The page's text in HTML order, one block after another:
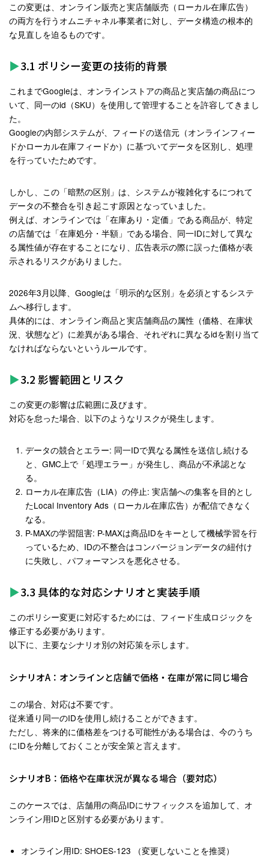
この変更は、オンライン販売と実店舗販売（ローカル在庫広告）
の両方を行うオムニチャネル事業者に対し、データ構造の根本的
な見直しを迫るものです。
3.1 ポリシー変更の技術的背景
これまでGoogleは、オンラインストアの商品と実店舗の商品につ
いて、同一のid（SKU）を使用して管理することを許容してきまし
た。
Googleの内部システムが、フィードの送信元（オンラインフィー
ドかローカル在庫フィードか）に基づいてデータを区別し、処理
を行っていたためです。
しかし、この「暗黙の区別」は、システムが複雑化するにつれて
データの不整合を引き起こす原因となっていました。
例えば、オンラインでは「在庫あり・定価」である商品が、特定
の店舗では「在庫処分・半額」である場合、同一IDに対して異な
る属性値が存在することになり、広告表示の際に誤った価格が表
示されるリスクがありました。
2026年3月以降、Googleは「明示的な区別」を必須とするシステ
ムへ移行します。
具体的には、 オンライン商品と実店舗商品の属性（価格、在庫状
況、状態など）に差異がある場合、それぞれに異なるidを割り当て
なければならないというルールです。
3.2 影響範囲とリスク
この変更の影響は広範囲に及びます。
対応を怠った場合、以下のようなリスクが発生します。
データの競合とエラー: 同一IDで異なる属性を送信し続ける
と、GMC上で「処理エラー」が発生し、商品が不承認とな
る。
ローカル在庫広告（LIA）の停止: 実店舗への集客を目的とし
たLocal Inventory Ads（ローカル在庫広告）が配信できなく
なる。
P-MAXの学習阻害: P-MAXは商品IDをキーとして機械学習を行
っているため、IDの不整合はコンバージョンデータの紐付け
に失敗し、パフォーマンスを悪化させる。
3.3 具体的な対応シナリオと実装手順
このポリシー変更に対応するためには、フィード生成ロジックを
修正する必要があります。
以下に、主要なシナリオ別の対応策を示します。
シナリオA：オンラインと店舗で価格・在庫が常に同じ場合
この場合、対応は不要です。
従来通り同一のIDを使用し続けることができます。
ただし、将来的に価格差をつける可能性がある場合は、今のうち
にIDを分離しておくことが安全策と言えます。
シナリオB：価格や在庫状況が異なる場合（要対応）
このケースでは、店舗用の商品IDにサフィックスを追加して、オ
ンライン用IDと区別する必要があります。
オンライン用ID: SHOES-123 （変更しないことを推奨）